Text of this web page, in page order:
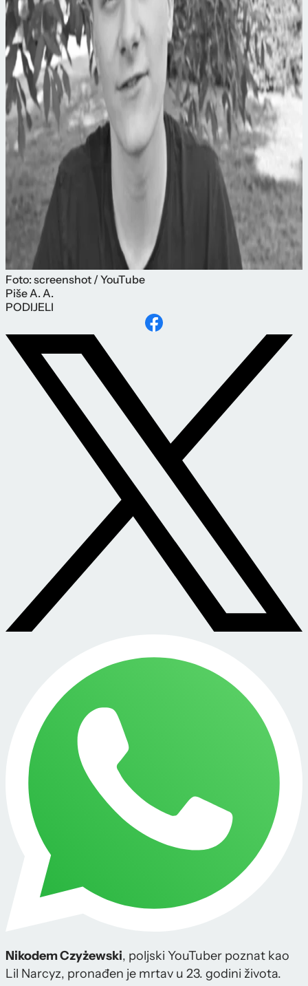
Foto: screenshot / YouTube
PišeA. A.
PODIJELI
Nikodem Czyżewski, poljski YouTuber poznat kao
Lil Narcyz, pronađen je mrtav u 23. godini života.